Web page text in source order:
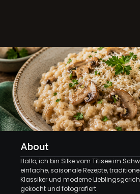
About
Hallo, ich bin Silke vom Titisee im
einfache, saisonale Rezepte,
Klassiker und moderne
gekocht und fotografiert.